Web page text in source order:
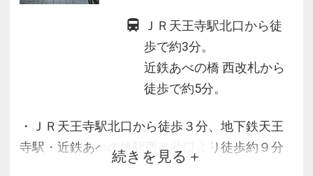
ＪＲ天王寺駅北口から徒
歩で約3分。
近鉄あべの橋 西改札から
徒歩で約5分。
・ＪＲ天王寺駅北口から徒歩３分、地下鉄天王
寺駅・近鉄あべの橋駅西改札口より徒歩約９分
と駅近に立地し、大変便利です。
続きを見る